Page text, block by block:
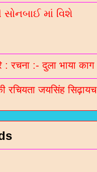
માં વિશે
रचना :- दुला भाया काग
रचियता जयसिंह सिढ़ायच